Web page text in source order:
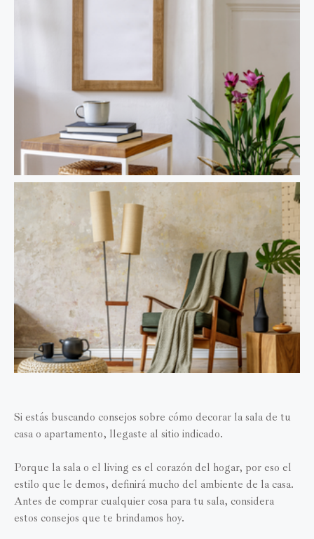
Si estás buscando consejos sobre cómo decorar la sala de tu
casa o apartamento, llegaste al sitio indicado.
Porque la sala o el living es el corazón del hogar, por eso el
estilo que le demos, definirá mucho del ambiente de la casa.
Antes de comprar cualquier cosa para tu sala, considera
estos consejos que te brindamos hoy.